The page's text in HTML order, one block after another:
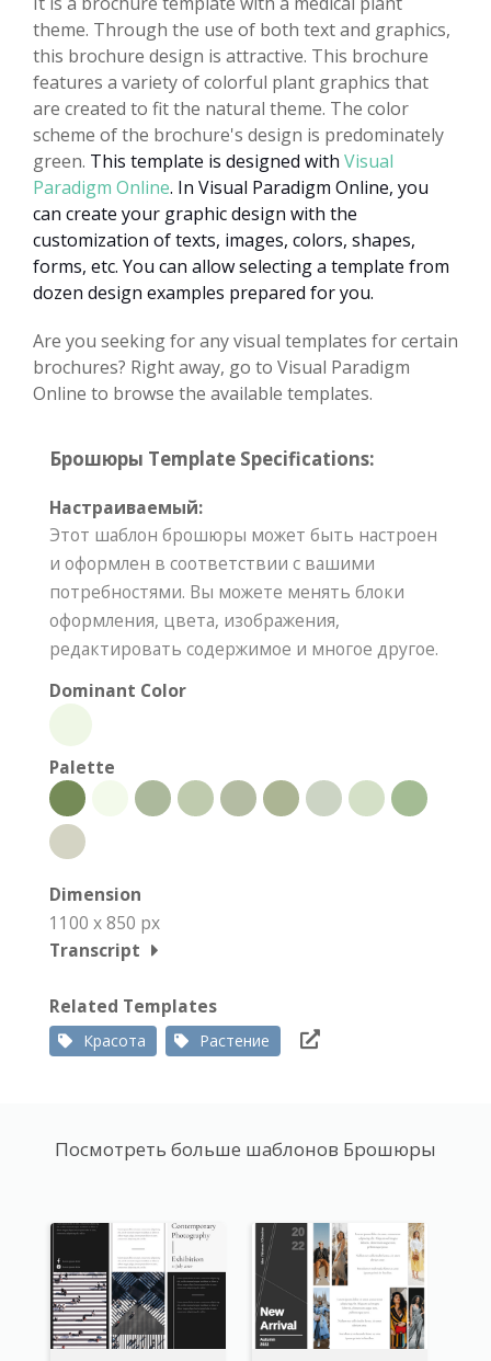
theme. Through the use of both text and graphics,
this brochure design is attractive. This brochure
features a variety of colorful plant graphics that
are created to fit the natural theme. The color
scheme of the brochure's design is predominately
green. This template is designed with Visual
Paradigm Online. In Visual Paradigm Online, you
can create your graphic design with the
customization of texts, images, colors, shapes,
forms, etc. You can allow selecting a template from
dozen design examples prepared for you.
Are you seeking for any visual templates for certain
brochures? Right away, go to Visual Paradigm
Online to browse the available templates.
Брошюры Template Specifications:
Настраиваемый:
Этот шаблон брошюры может быть настроен
и оформлен в соответствии с вашими
потребностями. Вы можете менять блоки
оформления, цвета, изображения,
редактировать содержимое и многое другое.
Dominant Color
Palette
Dimension
1100 x 850 px
Transcript
Related Templates
Красота Растение
Посмотреть больше шаблонов Брошюры